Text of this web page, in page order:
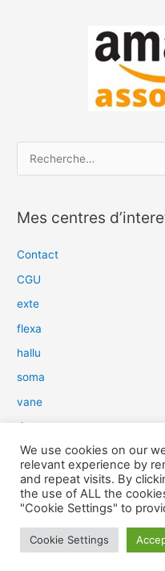
h
e
e
r
:
Mes centres
Contact
CGU
exte
flexa
hallu
soma
vane
dow
slim
aure
light
We use cookies on our
relevant experience by
and repeat visits. By
the use of ALL the
"Cookie Settings" to
Cookie Settings